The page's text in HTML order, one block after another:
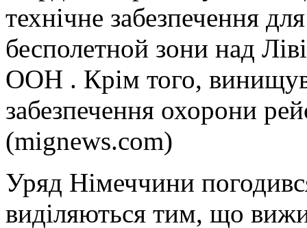
технічне забезпечення
бесполетной зони над
ООН . Крім того,
забезпечення охорони
(mignews.com)
Уряд Німеччини
виділяються тим, що